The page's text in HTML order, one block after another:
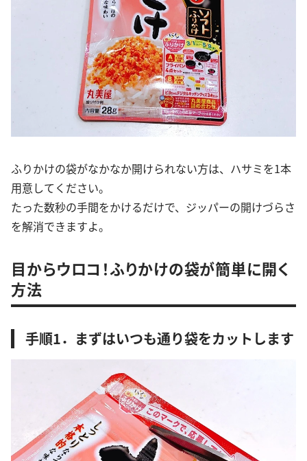
ふりかけの袋がなかなか開けられない方は、ハサミを1本
用意してください。
たった数秒の手間をかけるだけで、ジッパーの開けづらさ
を解消できますよ。
目からウロコ！ふりかけの袋が簡単に開く
方法
手順1．まずはいつも通り袋をカットします